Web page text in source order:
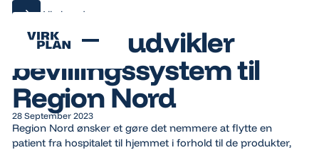
Alle kundecases
Alle kundecases
Virkplan udvikler
bevillingssystem til
Region Nord
28 September 2023
Region Nord ønsker et gøre det nemmere at flytte en
patient fra hospitalet til hjemmet i forhold til de produkter,